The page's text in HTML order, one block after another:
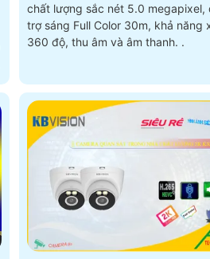
chất lượng sắc nét 5.0 megapixel,
trợ sáng Full Color 30m, khả năng
360 độ, thu âm và âm thanh. .